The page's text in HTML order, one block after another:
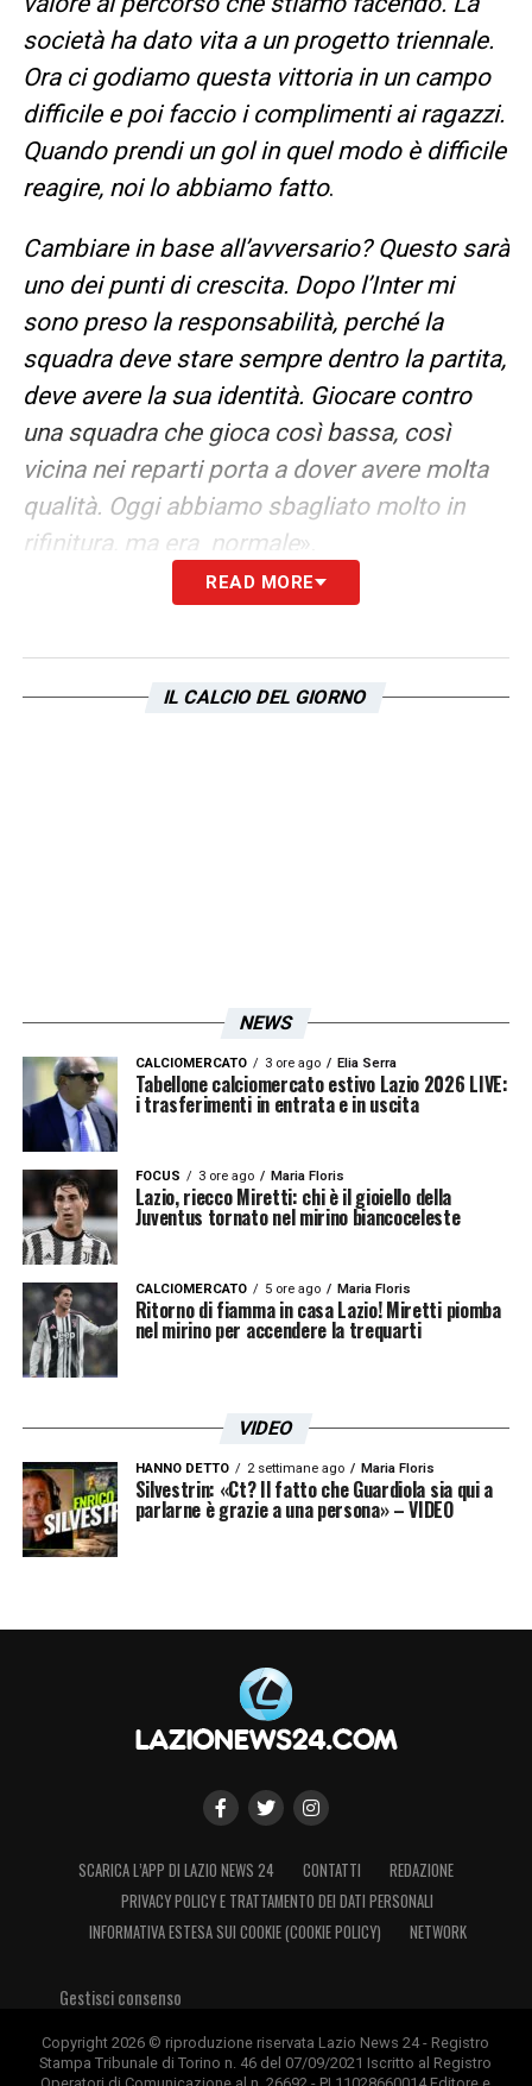
società ha dato vita a un progetto triennale.
Ora ci godiamo questa vittoria in un campo
difficile e poi faccio i complimenti ai ragazzi.
Quando prendi un gol in quel modo è difficile
reagire, noi lo abbiamo fatto.
Cambiare in base all’avversario? Questo sarà
uno dei punti di crescita. Dopo l’Inter mi
sono preso la responsabilità, perché la
squadra deve stare sempre dentro la partita,
deve avere la sua identità. Giocare contro
una squadra che gioca così bassa, così
vicina nei reparti porta a dover avere molta
qualità. Oggi abbiamo sbagliato molto in
rifinitura, ma era normale».
READ MORE
IL CALCIO DEL GIORNO
NEWS
CALCIOMERCATO 3 ore ago Elia Serra
Tabellone calciomercato estivo Lazio 2026 LIVE:
i trasferimenti in entrata e in uscita
FOCUS 3 ore ago Maria Floris
Lazio, riecco Miretti: chi è il gioiello della
Juventus tornato nel mirino biancoceleste
CALCIOMERCATO 5 ore ago Maria Floris
Ritorno di fiamma in casa Lazio! Miretti piomba
nel mirino per accendere la trequarti
VIDEO
HANNO DETTO 2 settimane ago Maria Floris
Silvestrin: «Ct? Il fatto che Guardiola sia qui a
parlarne è grazie a una persona» – VIDEO
SCARICA L’APP DI LAZIO NEWS 24 CONTATTI
REDAZIONE
PRIVACY POLICY E TRATTAMENTO DEI DATI PERSONALI
INFORMATIVA ESTESA SUI COOKIE (COOKIE POLICY)
NETWORK
Gestisci consenso
Copyright 2026 © riproduzione riservata Lazio News 24 - Registro
Stampa Tribunale di Torino n. 46 del 07/09/2021 Iscritto al Registro